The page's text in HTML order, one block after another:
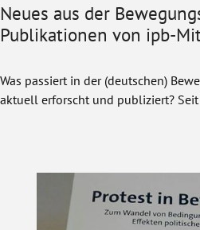
Neues aus der
Publikationen von ipb-
Was passiert in der (deutschen)
aktuell erforscht und publiziert?